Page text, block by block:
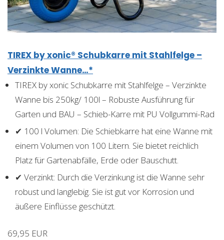
TIREX by xonic® Schubkarre mit Stahlfelge –
Verzinkte Wanne…*
TIREX by xonic Schubkarre mit Stahlfelge – Verzinkte
Wanne bis 250kg/ 100l – Robuste Ausführung für
Garten und BAU – Schieb-Karre mit PU Vollgummi-Rad
✔ 100 l Volumen: Die Schiebkarre hat eine Wanne mit
einem Volumen von 100 Litern. Sie bietet reichlich
Platz für Gartenabfälle, Erde oder Bauschutt.
✔ Verzinkt: Durch die Verzinkung ist die Wanne sehr
robust und langlebig. Sie ist gut vor Korrosion und
äußere Einflüsse geschützt.
69,95 EUR